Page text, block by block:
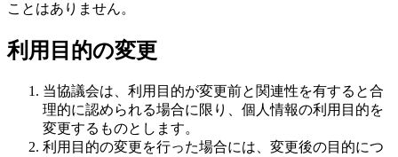
ことはありません。
利用目的の変更
当協議会は、利用目的が変更前と関連性を有すると合
理的に認められる場合に限り、個人情報の利用目的を
変更するものとします。
利用目的の変更を行った場合には、変更後の目的につ